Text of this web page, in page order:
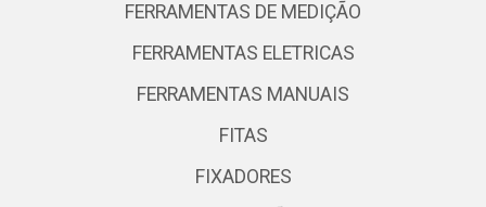
FERRAMENTAS DE MEDIÇÃO
FERRAMENTAS ELETRICAS
FERRAMENTAS MANUAIS
FITAS
FIXADORES